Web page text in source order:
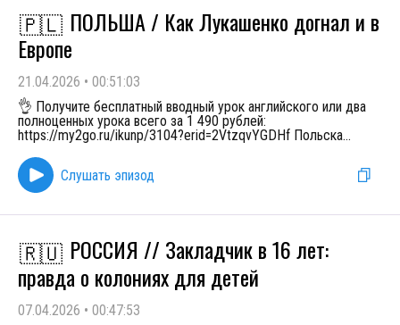
🇵🇱 ПОЛЬША / Как Лукашенко догнал и в
Европе
21.04.2026 • 00:51:03
👌 Получите бесплатный вводный урок английского или два
полноценных урока всего за 1 490 рублей:
https://my2go.ru/ikunp/3104?erid=2VtzqvYGDHf Польска...
Слушать эпизод
🇷🇺 РОССИЯ // Закладчик в 16 лет:
правда о колониях для детей
07.04.2026 • 00:47:53